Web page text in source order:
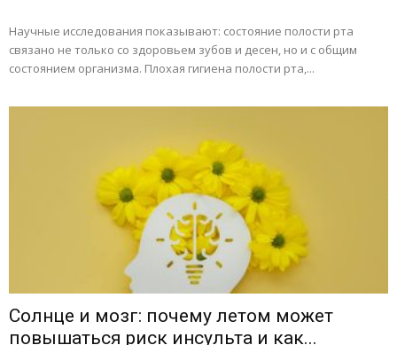
Научные исследования показывают: состояние полости рта
связано не только со здоровьем зубов и десен, но и с общим
состоянием организма. Плохая гигиена полости рта,...
Солнце и мозг: почему летом может
повышаться риск инсульта и как...